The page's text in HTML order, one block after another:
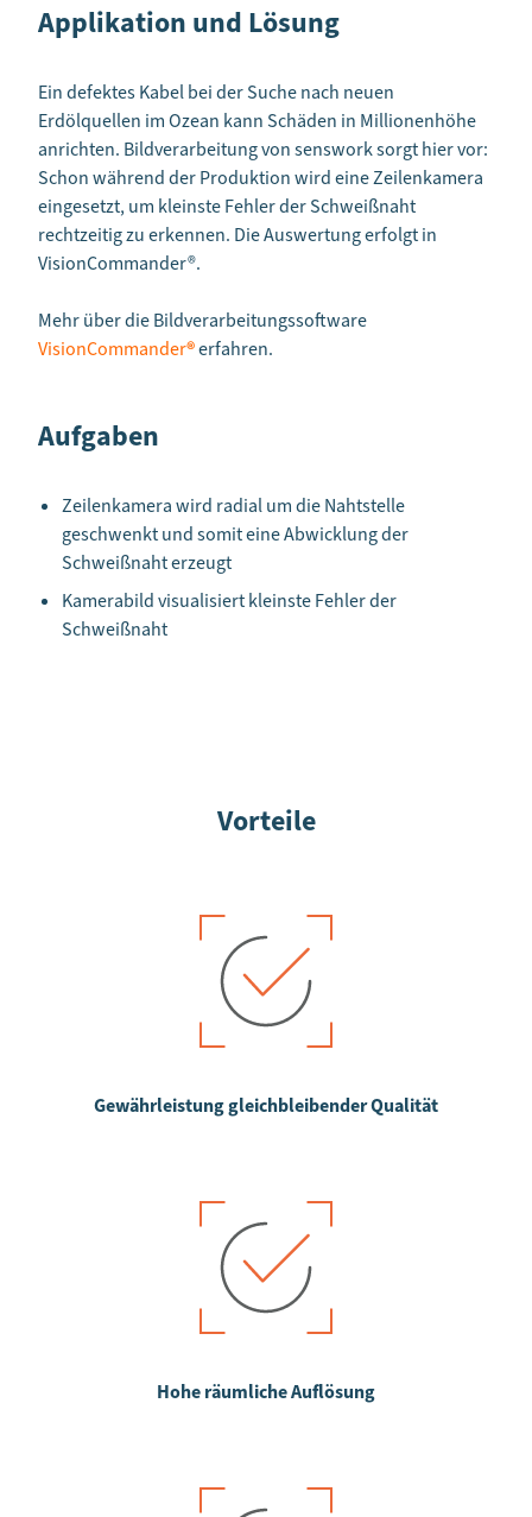
Applikation und Lösung
Ein defektes Kabel bei der Suche nach neuen
Erdölquellen im Ozean kann Schäden in Millionenhöhe
anrichten. Bildverarbeitung von senswork sorgt hier vor:
Schon während der Produktion wird eine Zeilenkamera
eingesetzt, um kleinste Fehler der Schweißnaht
rechtzeitig zu erkennen. Die Auswertung erfolgt in
VisionCommander®.
Mehr über die Bildverarbeitungssoftware
VisionCommander®erfahren.
Aufgaben
Zeilenkamera wird radial um die Nahtstelle
geschwenkt und somit eine Abwicklung der
Schweißnaht erzeugt
Kamerabild visualisiert kleinste Fehler der
Schweißnaht
Vorteile
Gewährleistung gleichbleibender Qualität
Hohe räumliche Auflösung